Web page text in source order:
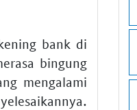
bank di
bingung
mengalami